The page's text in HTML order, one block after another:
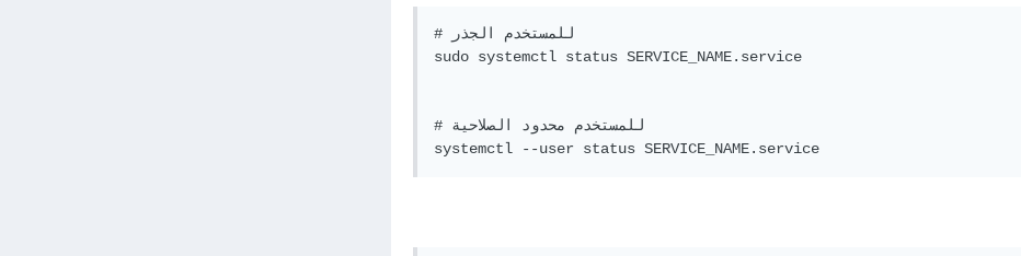
# للمستخدم الجذر
sudo systemctl status SERVICE_NAME.service
# للمستخدم محدود الصلاحية